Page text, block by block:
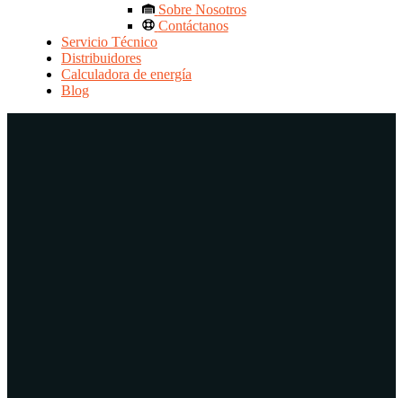
Sobre Nosotros
Contáctanos
Servicio Técnico
Distribuidores
Calculadora de energía
Blog